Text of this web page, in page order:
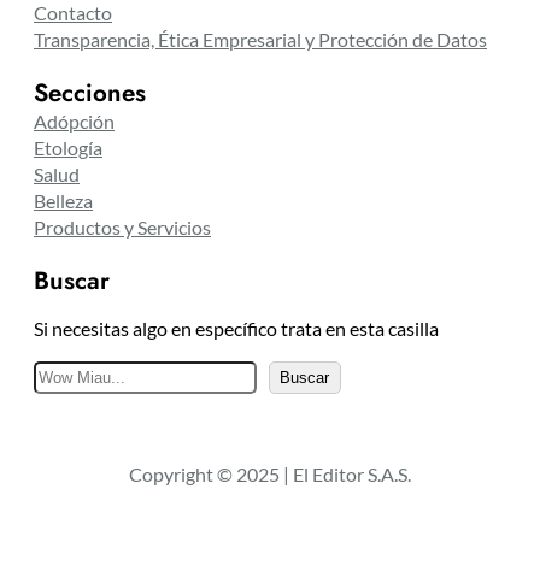
Contacto
Transparencia, Ética Empresarial y Protección de Datos
Secciones
Adópción
Etología
Salud
Belleza
Productos y Servicios
Buscar
Si necesitas algo en específico trata en esta casilla
B
u
a
Buscar
Copyright © 2025 | El Editor S.A.S.